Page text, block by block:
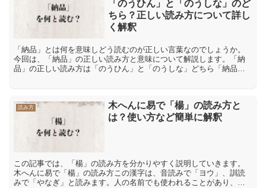
「のうひん」と「のうしな」のど
ちら？正しい読み方について詳し
く解釈
「納品」とは何を意味しどう読むのが正しい言葉なのでしょうか。
今回は、「納品」の正しい読み方と意味について解説します。「納
品」の正しい読み方は「のうひん」と「のうしな」どちら「納品」
読み方
木へんに易で「楊」の読み方と
は？使い方など簡単に解釈
この記事では、「楊」の読み方を分かりやすく説明していきます。
木へんに易で「楊」の読み方この漢字は、音読みで「ヨウ」、訓読
みで「やなぎ」と読みます。人の名前でも使われることがあり、そ